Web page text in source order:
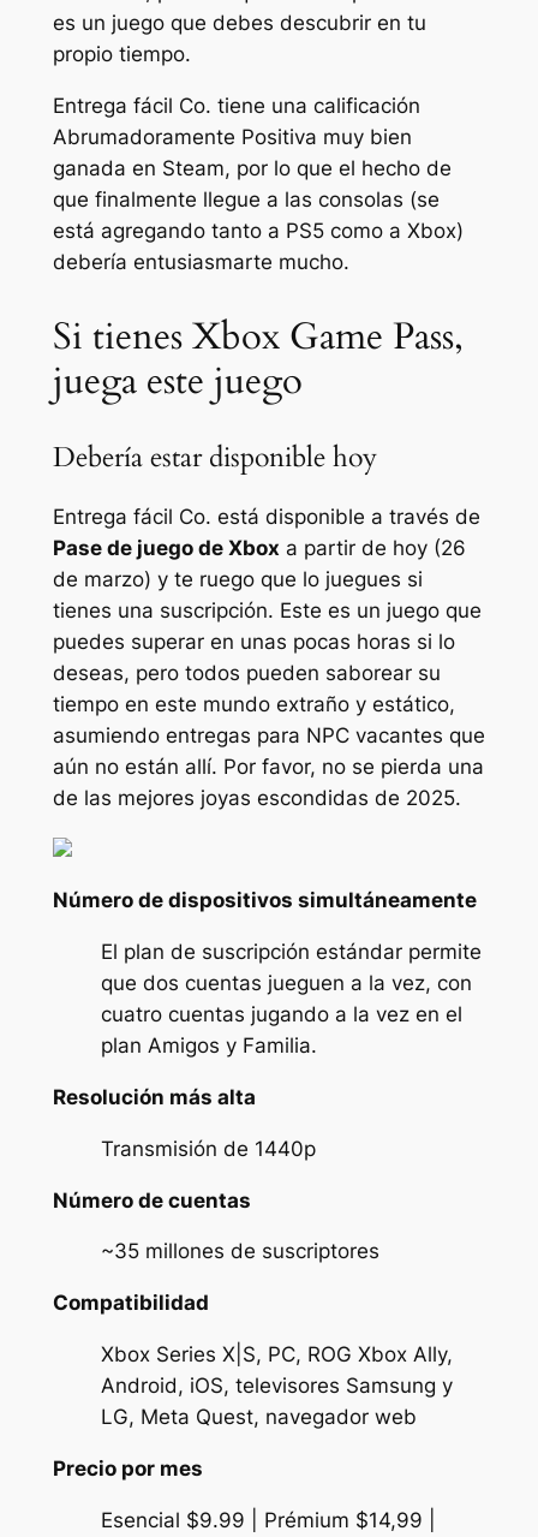
es un juego que debes descubrir en tu
propio tiempo.
Entrega fácil Co. tiene una calificación
Abrumadoramente Positiva muy bien
ganada en Steam, por lo que el hecho de
que finalmente llegue a las consolas (se
está agregando tanto a PS5 como a Xbox)
debería entusiasmarte mucho.
Si tienes Xbox Game Pass,
juega este juego
Debería estar disponible hoy
Entrega fácil Co. está disponible a través de
Pase de juego de Xbox a partir de hoy (26
de marzo) y te ruego que lo juegues si
tienes una suscripción. Este es un juego que
puedes superar en unas pocas horas si lo
deseas, pero todos pueden saborear su
tiempo en este mundo extraño y estático,
asumiendo entregas para NPC vacantes que
aún no están allí. Por favor, no se pierda una
de las mejores joyas escondidas de 2025.
Número de dispositivos simultáneamente
El plan de suscripción estándar permite
que dos cuentas jueguen a la vez, con
cuatro cuentas jugando a la vez en el
plan Amigos y Familia.
Resolución más alta
Transmisión de 1440p
Número de cuentas
~35 millones de suscriptores
Compatibilidad
Xbox Series X|S, PC, ROG Xbox Ally,
Android, iOS, televisores Samsung y
LG, Meta Quest, navegador web
Precio por mes
Esencial $9.99 | Prémium $14,99 |